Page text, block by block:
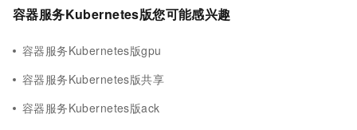
容器服务Kubernetes版您可能感兴趣
容器服务Kubernetes版gpu
容器服务Kubernetes版共享
容器服务Kubernetes版ack